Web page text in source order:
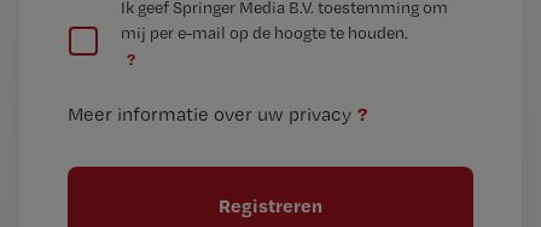
t
e
t
t
Ik geef Springer Media B.V. toestemming om
mij per e-mail op de hoogte te houden.
?
Meer informatie over uw privacy ?